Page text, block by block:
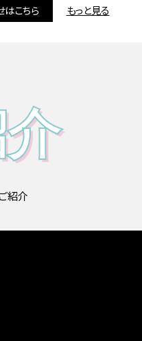
こちら もっと見る
紹介